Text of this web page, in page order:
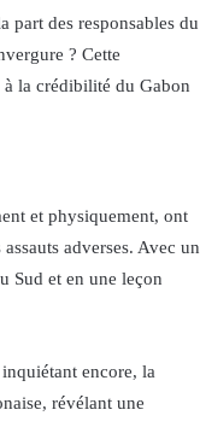
part des responsables du
? Cette
à la crédibilité du Gabon
et physiquement, ont
adverses. Avec un
Sud et en une leçon
encore, la
révélant une